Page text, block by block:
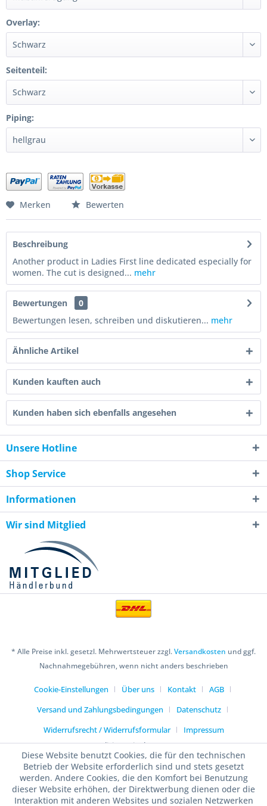
Overlay:
Seitenteil:
Piping:
Merken Bewerten
Beschreibung
Another product in Ladies First line dedicated especially for
women. The cut is designed... mehr
Bewertungen
0
Bewertungen lesen, schreiben und diskutieren... mehr
Ähnliche Artikel
Kunden kauften auch
Kunden haben sich ebenfalls angesehen
Unsere Hotline
Shop Service
Informationen
Wir sind Mitglied
* Alle Preise inkl. gesetzl. Mehrwertsteuer zzgl.Versandkosten und ggf.
Nachnahmegebühren, wenn nicht anders beschrieben
Cookie-Einstellungen Über uns Kontakt
AGB
Versand und Zahlungsbedingungen
Datenschutz
Widerrufsrecht / Widerrufsformular
Impressum
Realisiert mit Shopware
Diese Website benutzt Cookies, die für den technischen
Betrieb der Website erforderlich sind und stets gesetzt
werden. Andere Cookies, die den Komfort bei Benutzung
dieser Website erhöhen, der Direktwerbung dienen oder die
Interaktion mit anderen Websites und sozialen Netzwerken